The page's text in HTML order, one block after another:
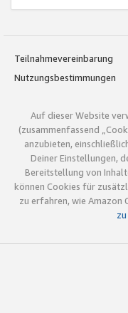
Teilnahmevereinbarung
Nutzungsbestimmungen
Auf dieser Website
(zusammenfassend
anzubieten,
Deiner Einstellungen,
Bereitstellung von
können Cookies für
zu erfahren, wie Amazon